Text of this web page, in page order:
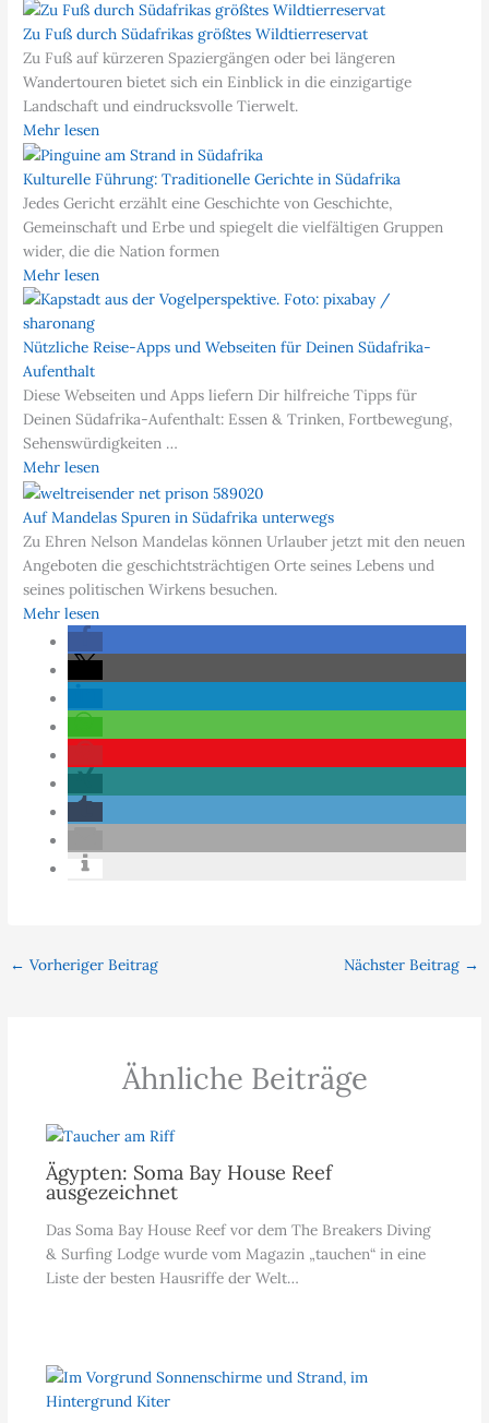
Zu Fuß durch Südafrikas größtes Wildtierreservat
Zu Fuß auf kürzeren Spaziergängen oder bei längeren
Wandertouren bietet sich ein Einblick in die einzigartige
Landschaft und eindrucksvolle Tierwelt.
Mehr lesen
Kulturelle Führung: Traditionelle Gerichte in Südafrika
Jedes Gericht erzählt eine Geschichte von Geschichte,
Gemeinschaft und Erbe und spiegelt die vielfältigen Gruppen
wider, die die Nation formen
Mehr lesen
Nützliche Reise-Apps und Webseiten für Deinen Südafrika-
Aufenthalt
Diese Webseiten und Apps liefern Dir hilfreiche Tipps für
Deinen Südafrika-Aufenthalt: Essen & Trinken, Fortbewegung,
Sehenswürdigkeiten …
Mehr lesen
Auf Mandelas Spuren in Südafrika unterwegs
Zu Ehren Nelson Mandelas können Urlauber jetzt mit den neuen
Angeboten die geschichtsträchtigen Orte seines Lebens und
seines politischen Wirkens besuchen.
Mehr lesen
← Vorheriger Beitrag Nächster Beitrag →
Ähnliche Beiträge
Ägypten: Soma Bay House Reef
ausgezeichnet
Das Soma Bay House Reef vor dem The Breakers Diving
& Surfing Lodge wurde vom Magazin „tauchen“ in eine
Liste der besten Hausriffe der Welt…